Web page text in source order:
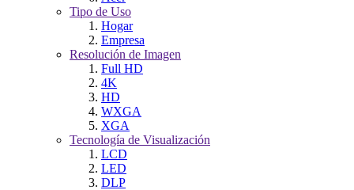
Tipo de Uso
Hogar
Empresa
Resolución de Imagen
Full HD
4K
HD
WXGA
XGA
Tecnología de Visualización
LCD
LED
DLP